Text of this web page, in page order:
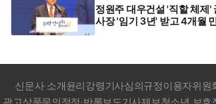
정원주 대우건설 '직할 체제'
사장 '임기 3년' 받고 4개월
신문사 소개윤리강령기사심의규정이용자위원
광고상품문의정정·반론보도기사제보청소년 보호